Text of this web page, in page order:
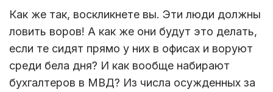
Как же так, воскликнете вы. Эти люди должны
ловить воров! А как же они будут это делать,
если те сидят прямо у них в офисах и воруют
среди бела дня? И как вообще набирают
бухгалтеров в МВД? Из числа осужденных за